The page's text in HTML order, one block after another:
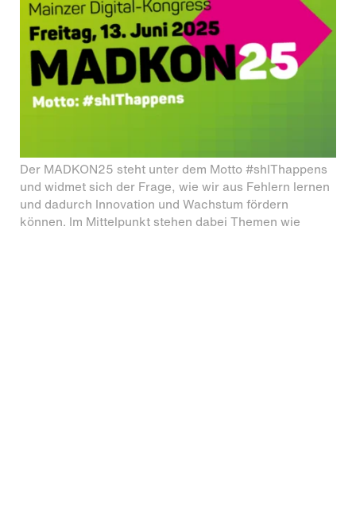
Der MADKON25 steht unter dem Motto #shIThappens
und widmet sich der Frage, wie wir aus Fehlern lernen
und dadurch Innovation und Wachstum fördern
können. Im Mittelpunkt stehen dabei Themen wie